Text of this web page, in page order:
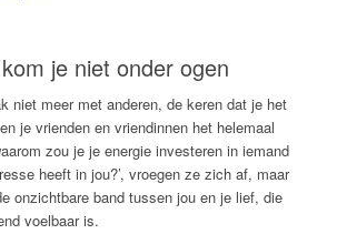
je niet onder ogen
niet meer met anderen, de keren dat je het
je vrienden en vriendinnen het helemaal
zou je je energie investeren in iemand
heeft in jou?’, vroegen ze zich af, maar
onzichtbare band tussen jou en je lief, die
voelbaar is.